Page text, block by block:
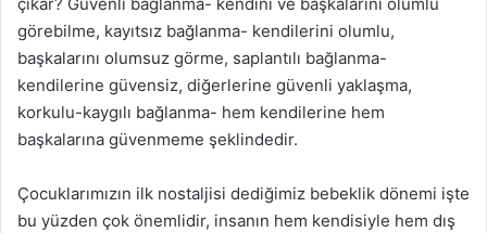
çıkar? Güvenli bağlanma- kendini ve başkalarını olumlu
görebilme, kayıtsız bağlanma- kendilerini olumlu,
başkalarını olumsuz görme, saplantılı bağlanma-
kendilerine güvensiz, diğerlerine güvenli yaklaşma,
korkulu-kaygılı bağlanma- hem kendilerine hem
başkalarına güvenmeme şeklindedir.
Çocuklarımızın ilk nostaljisi dediğimiz bebeklik dönemi işte
bu yüzden çok önemlidir, insanın hem kendisiyle hem dış